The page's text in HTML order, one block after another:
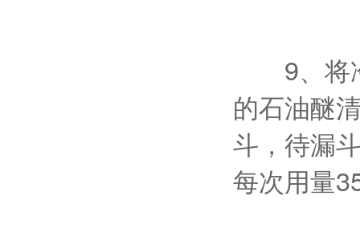
9、将冷
的石油醚
斗，待漏
每次用量